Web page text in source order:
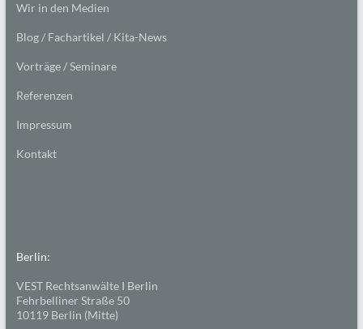
Wir in den Medien
Blog / Fachartikel / Kita-News
Vorträge / Seminare
Referenzen
Impressum
Kontakt
Berlin:
VEST Rechtsanwälte I Berlin
Fehrbelliner Straße 50
10119 Berlin (Mitte)